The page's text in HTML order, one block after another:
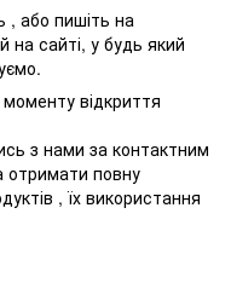
, або пишіть на
сайті, у будь який
моменту відкриття
з нами за контактним
отримати повну
, їх використання